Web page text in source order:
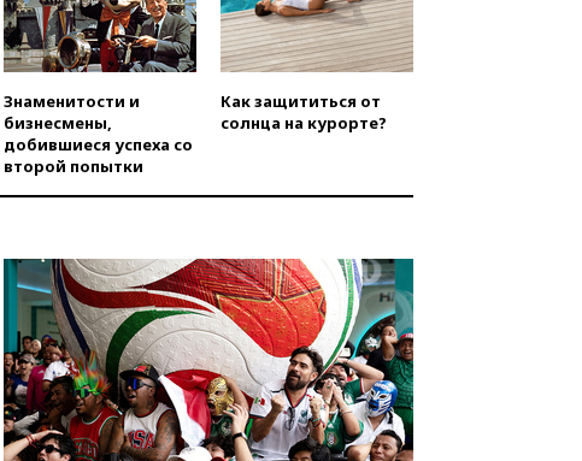
вчера, 20:35ПВО за 12 часов
сбила 200 украинских
беспилотников
вчера, 20:20 Третий комплект
золотых медалей выиграли на
ЧЕ российские синхронистки
вчера, 20:08По всей Грузии
снова отключилось
электричество
вчера, 20:00 Зеленский связал
дефицит ракет с попыткой
Запада принудить Киев к
уступкам
Знаменитости и
бизнесмены,
добившиеся успеха со
второй попытки
Как защититься от
солнца на курорте?